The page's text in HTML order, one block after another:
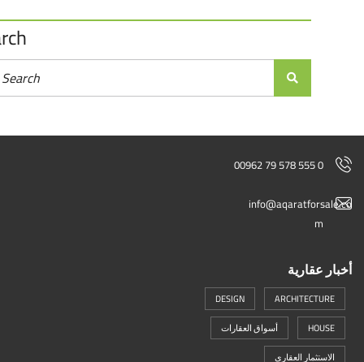
Search
00962 79 578 555 0
عقارية
ARCHITECTURE
DESIGN
أسواق العقارات
الاستثمار العقاري